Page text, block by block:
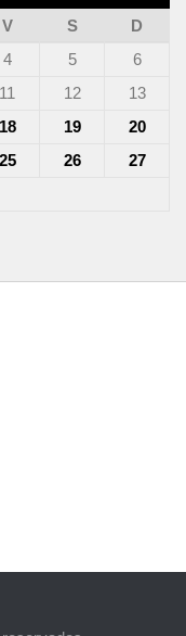
V S
D
4 5
6
11 12
13
18 19
20
25 26
27